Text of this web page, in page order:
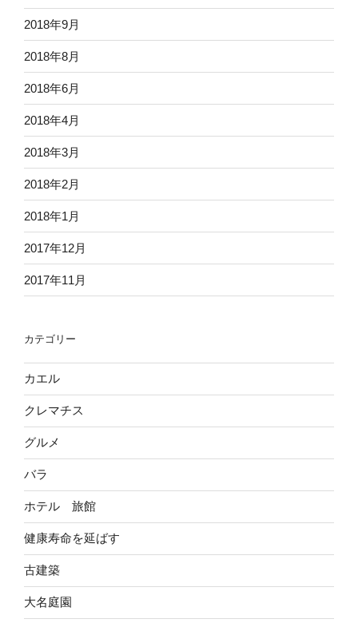
2018年9月
2018年8月
2018年6月
2018年4月
2018年3月
2018年2月
2018年1月
2017年12月
2017年11月
カテゴリー
カエル
クレマチス
グルメ
バラ
ホテル 旅館
健康寿命を延ばす
古建築
大名庭園